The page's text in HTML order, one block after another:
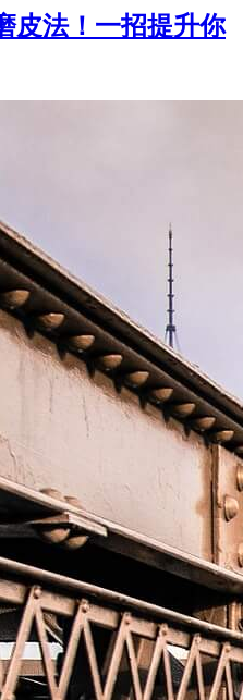
皮法！一招提升你